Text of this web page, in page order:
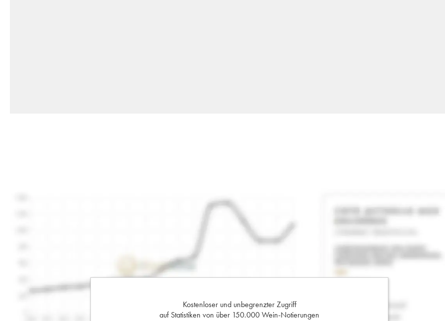
Kostenloser und unbegrenzter Zugriff
auf Statistiken von über 150.000 Wein-Notierungen